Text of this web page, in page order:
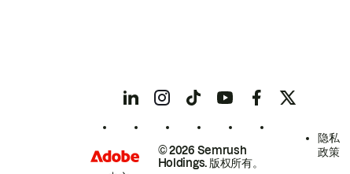
© 2026 Semrush
Holdings. 版权所有。
隐私
政策